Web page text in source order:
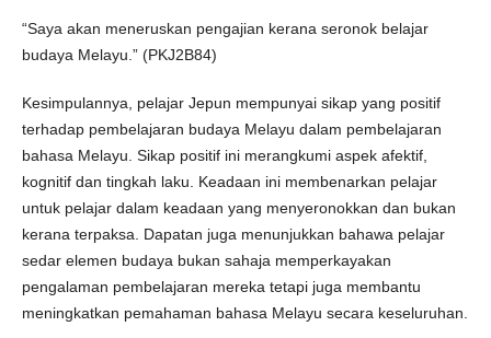
“Saya akan meneruskan pengajian kerana seronok belajar
budaya Melayu.” (PKJ2B84)
Kesimpulannya, pelajar Jepun mempunyai sikap yang positif
terhadap pembelajaran budaya Melayu dalam pembelajaran
bahasa Melayu. Sikap positif ini merangkumi aspek afektif,
kognitif dan tingkah laku. Keadaan ini membenarkan pelajar
untuk pelajar dalam keadaan yang menyeronokkan dan bukan
kerana terpaksa. Dapatan juga menunjukkan bahawa pelajar
sedar elemen budaya bukan sahaja memperkayakan
pengalaman pembelajaran mereka tetapi juga membantu
meningkatkan pemahaman bahasa Melayu secara keseluruhan.